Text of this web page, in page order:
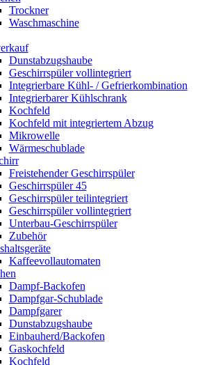
Trockner
Waschmaschine
Dunstabzugshaube
Geschirrspüler vollintegriert
Integrierbare Kühl- / Gefrierkombination
Integrierbarer Kühlschrank
Kochfeld
Kochfeld mit integriertem Abzug
Mikrowelle
Wärmeschublade
Freistehender Geschirrspüler
Geschirrspüler 45
Geschirrspüler teilintegriert
Geschirrspüler vollintegriert
Unterbau-Geschirrspüler
Zubehör
Kaffeevollautomaten
Dampf-Backofen
Dampfgar-Schublade
Dampfgarer
Dunstabzugshaube
Einbauherd/Backofen
Gaskochfeld
Kochfeld